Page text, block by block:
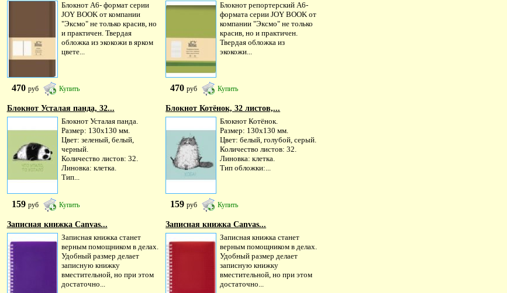
Блокнот А6- формат серии
JOY BOOK от компании
"Эксмо" не только красив, но
и практичен. Твердая
обложка из экокожи в ярком
цвете...
470 руб Купить
Блокнот репортерский А6-
формата серии JOY BOOK от
компании "Эксмо" не только
красив, но и практичен.
Твердая обложка из
экокожи...
470руб Купить
Блокнот Усталая панда, 32...
Блокнот Усталая панда.
Размер: 130х130 мм.
Цвет: зеленый, белый,
черный.
Количество листов: 32.
Линовка: клетка.
Тип...
159 руб Купить
Блокнот Котёнок, 32 листов,...
Блокнот Котёнок.
Размер: 130х130 мм.
Цвет: белый, голубой, серый.
Количество листов: 32.
Линовка: клетка.
Тип обложки:...
159руб Купить
Записная книжка Canvas...
Записная книжка станет
верным помощником в делах.
Удобный размер делает
записную книжку
вместительной, но при этом
достаточно...
Записная книжка Canvas...
Записная книжка станет
верным помощником в делах.
Удобный размер делает
записную книжку
вместительной, но при этом
достаточно...